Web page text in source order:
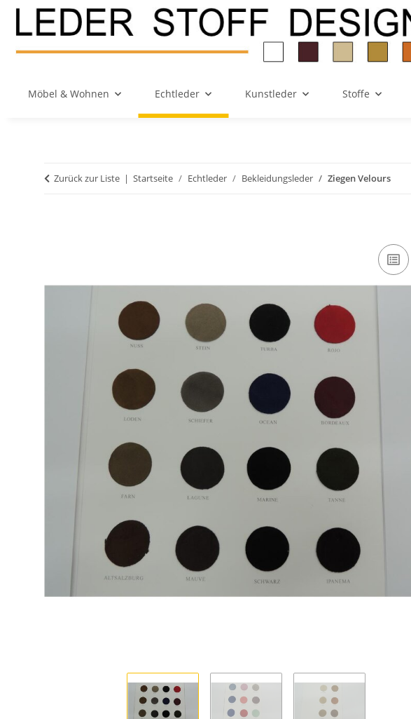
Möbel & Wohnen Echtleder Kunstleder Stoffe
Zurück zur Liste Startseite Echtleder Bekleidungsleder Ziegen Velours